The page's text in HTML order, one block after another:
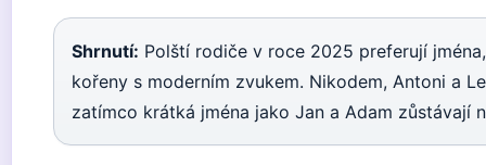
Shrnutí: Polští rodiče v roce 2025 preferují
kořeny s moderním zvukem. Nikodem, Antoni a
zatímco krátká jména jako Jan a Adam zůstávají